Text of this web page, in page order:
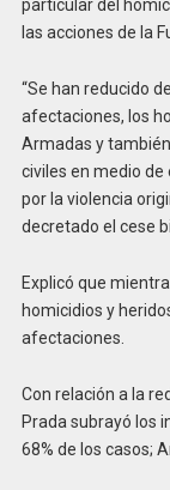
particular del
las acciones de la
“Se han reducido
afectaciones, los
Armadas y
civiles en medio
por la violencia
decretado el cese
Explicó que
homicidios y
afectaciones.
Con relación a la
Prada subrayó los
68% de los casos;